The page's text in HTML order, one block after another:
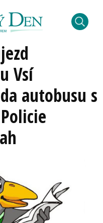
Vsí
autobusu s